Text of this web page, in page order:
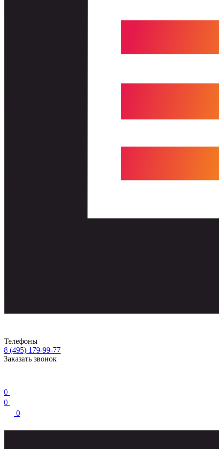
Телефоны
8 (495) 179-99-77
Заказать звонок
0
0
0